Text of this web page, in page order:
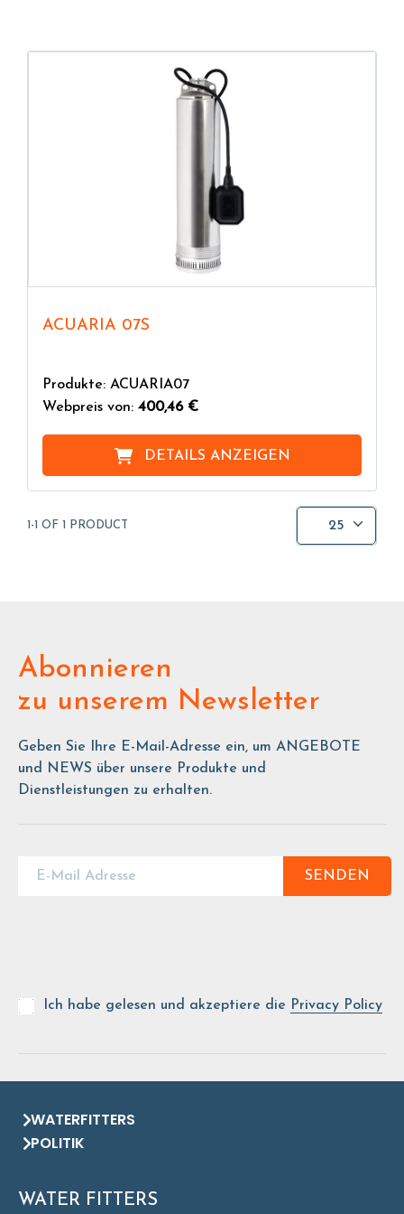
ACUARIA 07S
Produkte: ACUARIA07
Webpreis von: 400,46 €
DETAILS ANZEIGEN
1-1 OF 1 PRODUCT 25
Abonnieren
zu unserem Newsletter
Geben Sie Ihre E-Mail-Adresse ein, um ANGEBOTE
und NEWS über unsere Produkte und
Dienstleistungen zu erhalten.
SENDEN
Ich habe gelesen und akzeptiere die Privacy Policy
WATERFITTERS
POLITIK
WATER FITTERS